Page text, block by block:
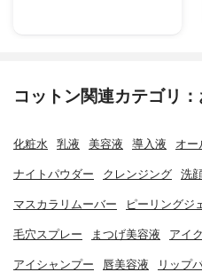
コットン関連カテゴリ
化粧水 乳液 美容液 導入液 オー
ナイトパウダー クレンジング 洗
マスカラリムーバー ピーリングジ
毛穴スプレー まつげ美容液 アイ
アイシャンプー 唇美容液 リップ